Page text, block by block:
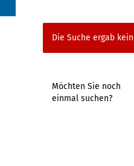
Die Suche ergab
Möchten Sie noch
einmal suchen?